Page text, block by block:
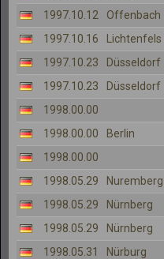
1997.10.12
Offenbach
1997.10.16
Lichtenfels
1997.10.23
Düsseldorf
1997.10.23
Düsseldorf
1998.00.00
1998.00.00
Berlin
1998.00.00
1998.05.29
Nuremberg
1998.05.29
Nürnberg
1998.05.29
Nürnberg
1998.05.31
Nürburg